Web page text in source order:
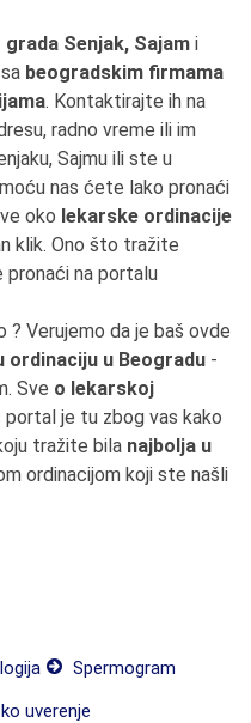
Senjak, Sajam i
beogradskim firmama
. Kontaktirajte ih na
radno vreme ili im
Sajmu ili ste u
nas ćete lako pronaći
oko lekarske ordinacije
klik. Ono što tražite
pronaći na portalu
Verujemo da je baš ovde
ordinaciju u Beogradu -
Sve o lekarskoj
portal je tu zbog vas kako
tražite bila najbolja u
ordinacijom koji ste našli
Spermogram
uverenje